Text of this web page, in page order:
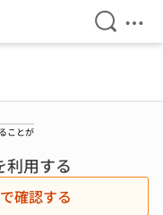
検索を
メ
ことが
利用する
確認する